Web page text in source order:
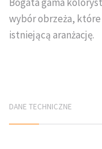
wybór obrzeża,
istniejącą aranżację.
DANE TECHNICZNE